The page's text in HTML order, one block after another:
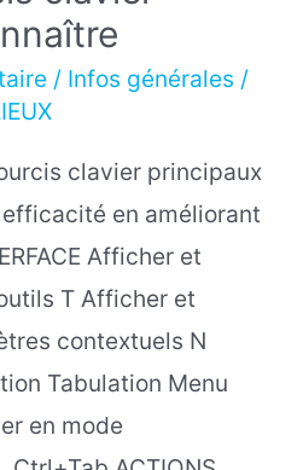
/ Infos générales /
clavier principaux
en améliorant
Afficher et
T Afficher et
contextuels N
Tabulation Menu
en mode